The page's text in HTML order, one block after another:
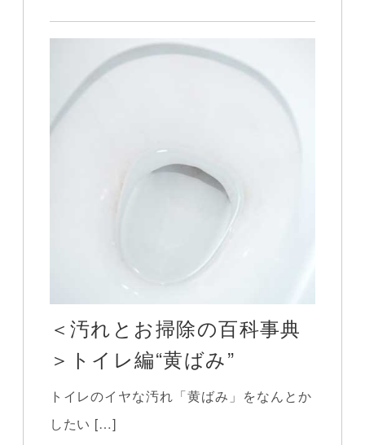
＜汚れとお掃除の百科事典
＞トイレ編“黄ばみ”
トイレのイヤな汚れ「黄ばみ」をなんとか
したい […]